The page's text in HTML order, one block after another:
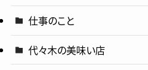
仕事のこと
代々木の美味い店